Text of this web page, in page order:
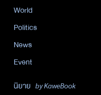
World
Politics
News
Event
นิยาย by KaweBook